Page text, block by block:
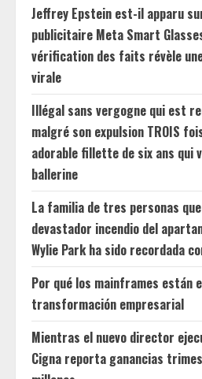
Jeffrey Epstein est-il apparu
publicitaire Meta Smart
vérification des faits révèle
virale
Illégal sans vergogne qui est
malgré son expulsion TROIS
adorable fillette de six ans qui
ballerine
La familia de tres personas
devastador incendio del
Wylie Park ha sido recordada
Por qué los mainframes están
transformación empresarial
Mientras el nuevo director
Cigna reporta ganancias